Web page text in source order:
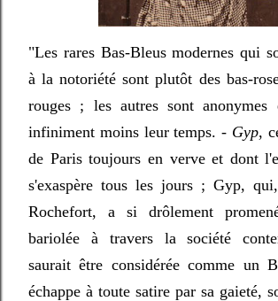
"Les rares Bas-Bleus modernes qui
à la notoriété sont plutôt des bas-
rouges ; les autres sont anonymes
infiniment moins leur temps. - Gyp,
de Paris toujours en verve et dont
s'exaspère tous les jours ; Gyp,
Rochefort, a si drôlement
bariolée à travers la société
saurait être considérée comme un
échappe à toute satire par sa gaieté,